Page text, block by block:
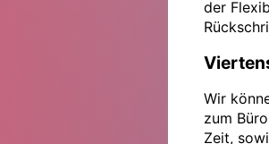
der
Wir
zum
Zeit,